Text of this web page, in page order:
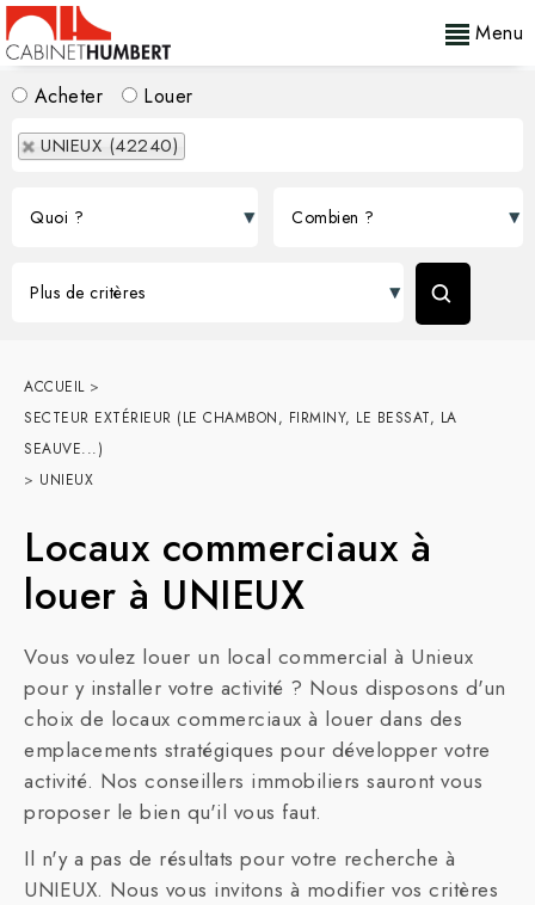
Menu
Acheter Louer
UNIEUX (42240)
ACCUEIL>
SECTEUR EXTÉRIEUR (LE CHAMBON, FIRMINY, LE BESSAT, LA
SEAUVE...)
> UNIEUX
Locaux commerciaux à
louer à UNIEUX
Vous voulez louer un local commercial à Unieux
pour y installer votre activité ? Nous disposons d'un
choix de locaux commerciaux à louer dans des
emplacements stratégiques pour développer votre
activité. Nos conseillers immobiliers sauront vous
proposer le bien qu'il vous faut.
Il n'y a pas de résultats pour votre recherche à
UNIEUX. Nous vous invitons à modifier vos critères